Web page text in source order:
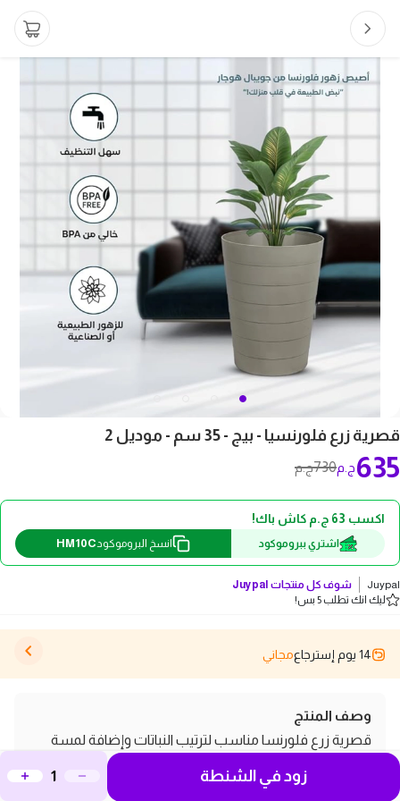
قصرية زرع فلورنسيا - بيج - 35 سم - موديل 2
730ج.م 635ج.م
اكسب 63 ج.م كاش باك!
اشتري ببروموكود انسخ البروموكود HM10C
Juypal شوف كل منتجات Juypal
ليك انك تطلب 5 بس!
14 يوم إسترجاع مجاني
وصف المنتج
قصرية زرع فلورنسا مناسب لترتيب النباتات وإضافة لمسة
بسيطة للمكان. خفيف وعملي ومناسب للاستخدام داخل
زود في الشنطة